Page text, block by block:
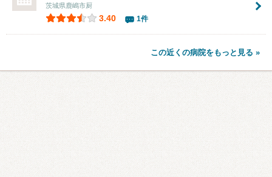
茨城県鹿嶋市厨
3.40 1件
この近くの病院をもっと見る »